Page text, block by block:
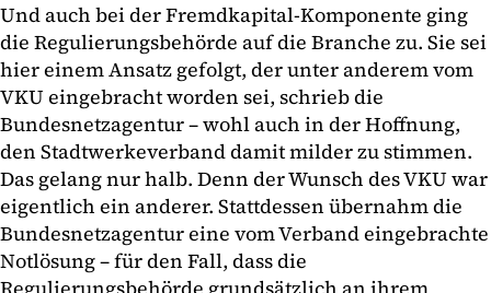
Und auch bei der Fremdkapital-Komponente ging
die Regulierungsbehörde auf die Branche zu. Sie sei
hier einem Ansatz gefolgt, der unter anderem vom
VKU eingebracht worden sei, schrieb die
Bundesnetzagentur – wohl auch in der Hoffnung,
den Stadtwerkeverband damit milder zu stimmen.
Das gelang nur halb. Denn der Wunsch des VKU war
eigentlich ein anderer. Stattdessen übernahm die
Bundesnetzagentur eine vom Verband eingebrachte
Notlösung – für den Fall, dass die